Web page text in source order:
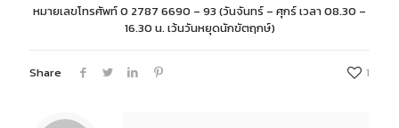
หมายเลขโทรศัพท์ 0 2787 6690 – 93 (วันจันทร์ – ศุกร์ เวลา 08.30 –
16.30 น. เว้นวันหยุดนักขัตฤกษ์)
Share 1